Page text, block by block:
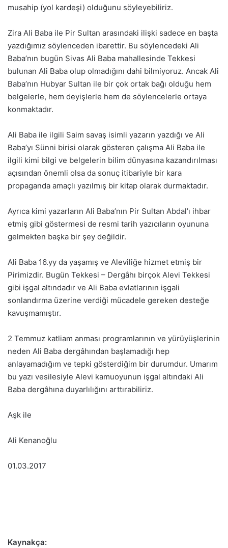
musahip (yol kardeşi) olduğunu söyleyebiliriz.
Zira Ali Baba ile Pir Sultan arasındaki ilişki sadece en başta
yazdığımız söylenceden ibarettir. Bu söylencedeki Ali
Baba’nın bugün Sivas Ali Baba mahallesinde Tekkesi
bulunan Ali Baba olup olmadığını dahi bilmiyoruz. Ancak Ali
Baba’nın Hubyar Sultan ile bir çok ortak bağı olduğu hem
belgelerle, hem deyişlerle hem de söylencelerle ortaya
konmaktadır.
Ali Baba ile ilgili Saim savaş isimli yazarın yazdığı ve Ali
Baba’yı Sünni birisi olarak gösteren çalışma Ali Baba ile
ilgili kimi bilgi ve belgelerin bilim dünyasına kazandırılması
açısından önemli olsa da sonuç itibariyle bir kara
propaganda amaçlı yazılmış bir kitap olarak durmaktadır.
Ayrıca kimi yazarların Ali Baba’nın Pir Sultan Abdal’ı ihbar
etmiş gibi göstermesi de resmi tarih yazıcıların oyununa
gelmekten başka bir şey değildir.
Ali Baba 16.yy da yaşamış ve Aleviliğe hizmet etmiş bir
Pirimizdir. Bugün Tekkesi – Dergâhı birçok Alevi Tekkesi
gibi işgal altındadır ve Ali Baba evlatlarının işgali
sonlandırma üzerine verdiği mücadele gereken desteğe
kavuşmamıştır.
2 Temmuz katliam anması programlarının ve yürüyüşlerinin
neden Ali Baba dergâhından başlamadığı hep
anlayamadığım ve tepki gösterdiğim bir durumdur. Umarım
bu yazı vesilesiyle Alevi kamuoyunun işgal altındaki Ali
Baba dergâhına duyarlılığını arttırabiliriz.
Aşk ile
Ali Kenanoğlu
01.03.2017
Kaynakça: